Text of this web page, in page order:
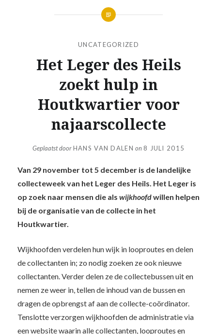
UNCATEGORIZED
Het Leger des Heils
zoekt hulp in
Houtkwartier voor
najaarscollecte
Geplaatst doorHANS VAN DALEN on 8 JULI 2015
Van 29 november tot 5 december is de landelijke
collecteweek van het Leger des Heils. Het Leger is
op zoek naar mensen die als wijkhoofdwillen helpen
bij de organisatie van de collecte in het
Houtkwartier.
Wijkhoofden verdelen hun wijk in looproutes en delen
de collectanten in; zo nodig zoeken ze ook nieuwe
collectanten. Verder delen ze de collectebussen uit en
nemen ze weer in, tellen de inhoud van de bussen en
dragen de opbrengst af aan de collecte-coördinator.
Tenslotte verzorgen wijkhoofden de administratie via
een website waarin alle collectanten, looproutes en